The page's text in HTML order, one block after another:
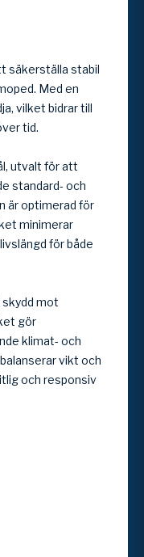
säkerställa stabil
Med en
vilket bidrar till
tid.
utvalt för att
standard- och
är optimerad för
minimerar
för både
mot
gör
klimat- och
vikt och
och responsiv